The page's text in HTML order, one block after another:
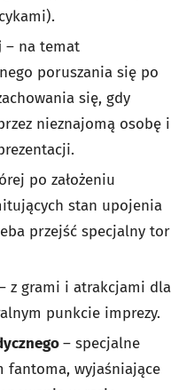
– na temat
poruszania się po
się, gdy
nieznajomą osobę i
po założeniu
stan upojenia
przejść specjalny tor
z grami i atrakcjami dla
punkcie imprezy.
– specjalne
fantoma, wyjaśniające